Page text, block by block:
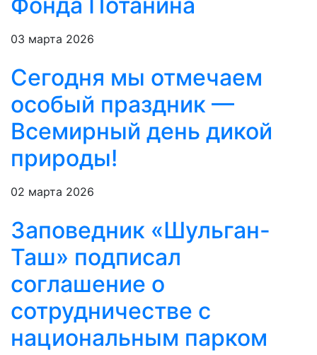
03 марта 2026
Сегодня мы отмечаем
особый праздник —
Всемирный день дикой
природы!
02 марта 2026
Заповедник «Шульган-
Таш» подписал
соглашение о
сотрудничестве с
национальным парком